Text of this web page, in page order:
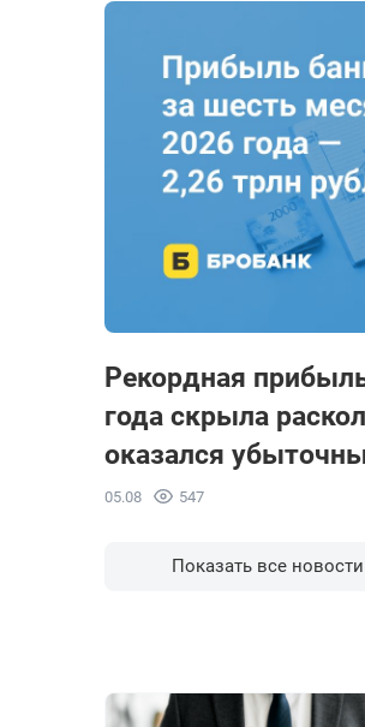
Рекордная
года скрыла
оказался
05.08 547
Показать все новости